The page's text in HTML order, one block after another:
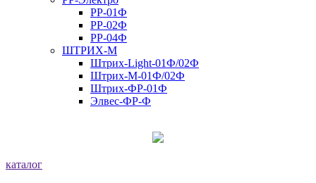
РР-01Ф
РР-02Ф
РР-04Ф
ШТРИХ-М
Штрих-Light-01Ф/02Ф
Штрих-М-01Ф/02Ф
Штрих-ФР-01Ф
Элвес-ФР-Ф
каталог